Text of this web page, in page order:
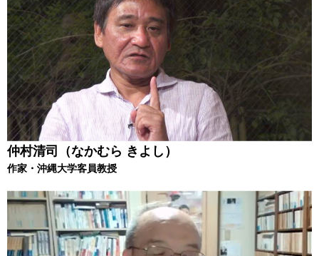
仲村清司（なかむら きよし）
作家・沖縄大学客員教授